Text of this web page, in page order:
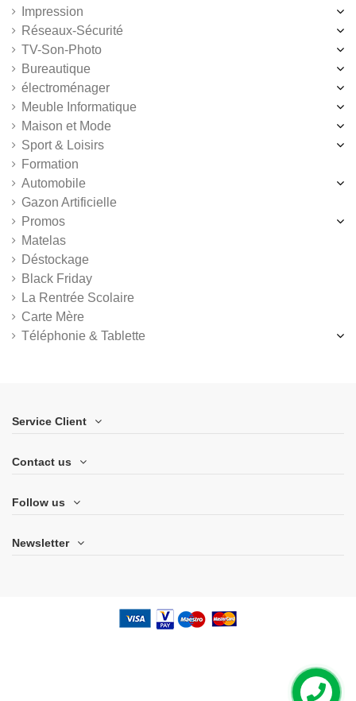
Impression
Réseaux-Sécurité
TV-Son-Photo
Bureautique
électroménager
Meuble Informatique
Maison et Mode
Sport & Loisirs
Formation
Automobile
Gazon Artificielle
Promos
Matelas
Déstockage
Black Friday
La Rentrée Scolaire
Carte Mère
Téléphonie & Tablette
Service Client
Contact us
Follow us
Newsletter
Contactez